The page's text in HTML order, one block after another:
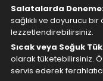
Salatalarda
sağlıklı ve doyurucu
lezzetlendirebilirsiniz.
Sıcak veya Soğuk
olarak tüketebilirsiniz.
servis ederek